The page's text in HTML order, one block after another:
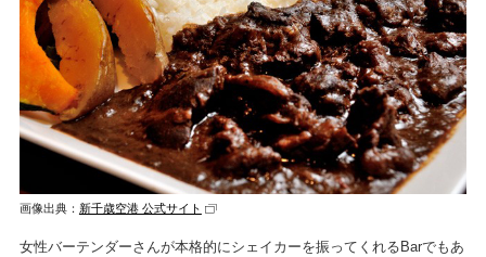
画像出典： 新千歳空港 公式サイト
女性バーテンダーさんが本格的にシェイカーを振ってくれるBarでもあ